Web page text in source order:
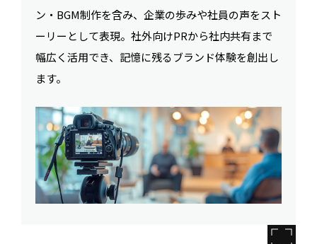
ン・BGM制作を含み、企業の歩みや社員の声をスト
ーリーとして表現。社外向けPRから社内共有まで
幅広く活用でき、記憶に残るブランド体験を創出し
ます。